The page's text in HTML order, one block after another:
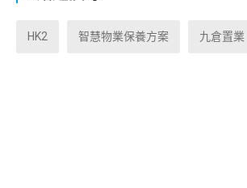
HK2 智慧物業保養方案 九倉置業